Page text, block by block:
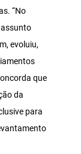
“No
evoluiu,
que
da
para